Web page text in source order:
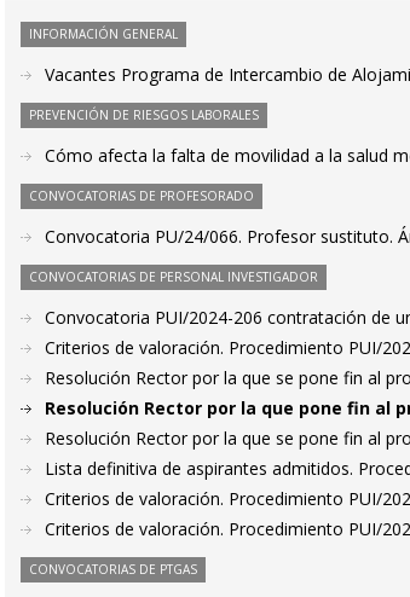
INFORMACIÓN GENERAL
Vacantes Programa de Intercambio de
PREVENCIÓN DE RIESGOS LABORALES
Cómo afecta la falta de movilidad a la salud
CONVOCATORIAS DE PROFESORADO
Convocatoria PU/24/066. Profesor sustituto.
CONVOCATORIAS DE PERSONAL INVESTIGADOR
Convocatoria PUI/2024-206 contratación de
Criterios de valoración. Procedimiento PUI/
Resolución Rector por la que se pone fin al
Resolución Rector por la que pone fin al
Resolución Rector por la que se pone fin al
Lista definitiva de aspirantes admitidos.
Criterios de valoración. Procedimiento PUI/
Criterios de valoración. Procedimiento PUI/
CONVOCATORIAS DE PTGAS